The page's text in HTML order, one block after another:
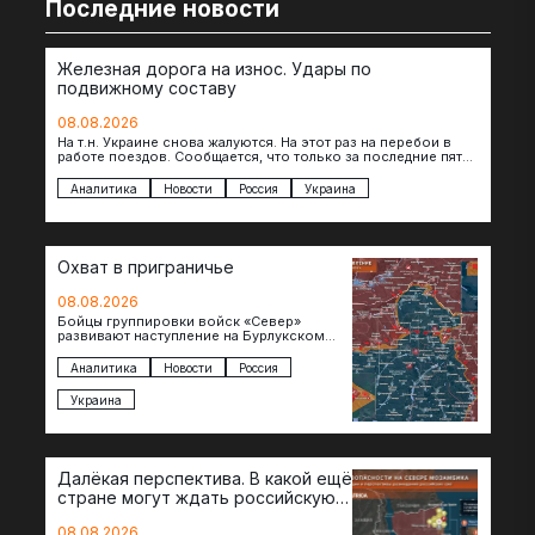
Последние новости
Железная дорога на износ. Удары по
подвижному составу
08.08.2026
На т.н. Украине снова жалуются. На этот раз на перебои в
работе поездов. Сообщается, что только за последние пять
Аналитика Новости Россия Украина
Охват в приграничье
08.08.2026
Бойцы группировки войск «Север»
развивают наступление на Бурлукском
теснят противника сразу на нескольких
участках, создавая угрозу охвата…
Аналитика Новости Россия
Украина
Далёкая перспектива. В какой ещё
стране могут ждать российскую